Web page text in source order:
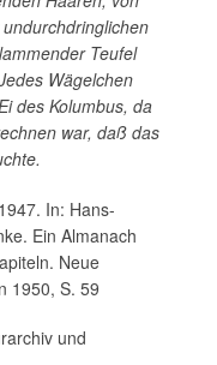
Teufel
Wägelchen
des Kolumbus, da
war, daß das
In: Hans-
Ein Almanach
Neue
1950, S. 59
und